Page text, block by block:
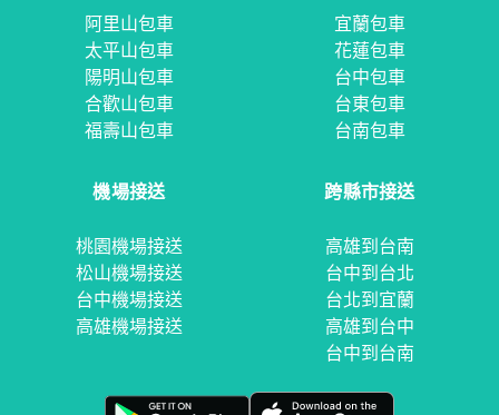
阿里山包車
太平山包車
陽明山包車
合歡山包車
福壽山包車
宜蘭包車
花蓮包車
台中包車
台東包車
台南包車
機場接送
桃園機場接送
松山機場接送
台中機場接送
高雄機場接送
跨縣市接送
高雄到台南
台中到台北
台北到宜蘭
高雄到台中
台中到台南